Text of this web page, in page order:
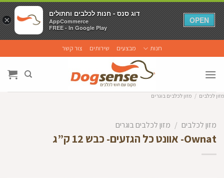
to
content
חנות מבצעים שירותים צור קשר
מזון לכלבים / מזון לכלבים בוגרים
מזון לכלבים / מזון לכלבים בוגרים
Ownat- אוונט כל הגזעים- כבש 12 ק”ג
×
דוג סנס - חנות לכלבים וחתולים
AppCommerce
FREE - In Google Play
OPEN
×
דוג סנס - חנות לכלבים וחתולים
AppCommerce
FREE - In Google Play
OPEN